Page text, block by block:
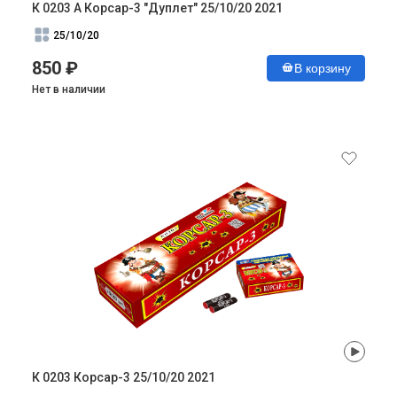
К 0203 А Корсар-3 "Дуплет" 25/10/20 2021
25/10/20
850 ₽ В корзину
Нет в наличии
К 0203 Корсар-3 25/10/20 2021